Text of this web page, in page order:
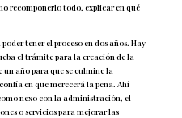
recomponerlo todo, explicar en qué
tener el proceso en dos años. Hay
el trámite para la creación de la
año para que se culmine la
en que merecerá la pena. Ahí
nexo con la administración, el
o servicios para mejorar las